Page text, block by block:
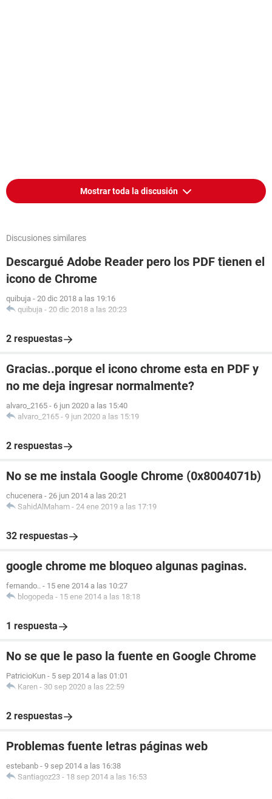
Mostrar toda la discusión
Discusiones similares
Descargué Adobe Reader pero los PDF tienen el
icono de Chrome
quibuja - 20 dic 2018 a las 19:16
quibuja - 20 dic 2018 a las 20:23
2 respuestas
Gracias..porque el icono chrome esta en PDF y
no me deja ingresar normalmente?
alvaro_2165 - 6 jun 2020 a las 15:40
alvaro_2165 - 9 jun 2020 a las 15:19
2 respuestas
No se me instala Google Chrome (0x8004071b)
chucenera - 26 jun 2014 a las 20:21
SahidAlMaham - 24 ene 2019 a las 17:19
32 respuestas
google chrome me bloqueo algunas paginas.
fernando.. - 15 ene 2014 a las 10:27
blogopeda - 15 ene 2014 a las 18:18
1 respuesta
No se que le paso la fuente en Google Chrome
PatricioKun - 5 sep 2014 a las 01:01
Karen - 30 sep 2020 a las 22:59
2 respuestas
Problemas fuente letras páginas web
estebanb - 9 sep 2014 a las 16:38
Santiagoz23 - 18 sep 2014 a las 16:53